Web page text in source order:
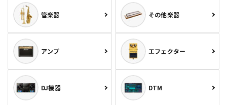
管楽器 その他楽器
アンプ エフェクター
DJ機器 DTM